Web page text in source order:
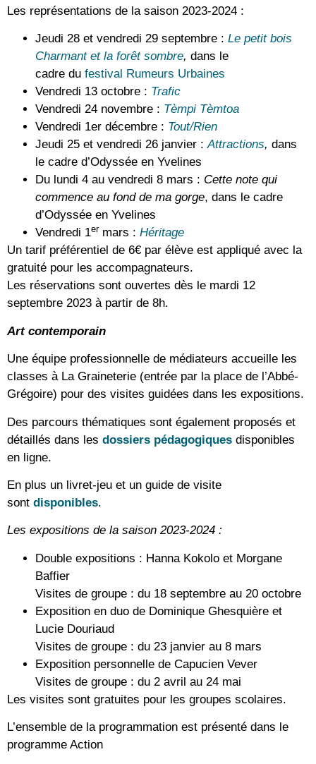
Les représentations de la saison 2023-2024 :
Jeudi 28 et vendredi 29 septembre : Le petit bois
Charmant et la forêt sombre, dans le
cadre du festival Rumeurs Urbaines
Vendredi 13 octobre : Trafic
Vendredi 24 novembre : Tèmpi Tèmtoa
Vendredi 1er décembre : Tout/Rien
Jeudi 25 et vendredi 26 janvier :Attractions, dans
le cadre d’Odyssée en Yvelines
Du lundi 4 au vendredi 8 mars : Cette note qui
commence au fond de ma gorge, dans le cadre
d’Odyssée en Yvelines
Vendredi 1er mars : Héritage
Un tarif préférentiel de 6€ par élève est appliqué avec la
gratuité pour les accompagnateurs.
Les réservations sont ouvertes dès le mardi 12
septembre 2023 à partir de 8h.
Art contemporain
Une équipe professionnelle de médiateurs accueille les
classes à La Graineterie (entrée par la place de l’Abbé-
Grégoire) pour des visites guidées dans les expositions.
Des parcours thématiques sont également proposés et
détaillés dans les dossiers pédagogiques disponibles
en ligne.
En plus un livret-jeu et un guide de visite
sont disponibles.
Les expositions de la saison 2023-2024 :
Double expositions : Hanna Kokolo et Morgane
Baffier
Visites de groupe : du 18 septembre au 20 octobre
Exposition en duo de Dominique Ghesquière et
Lucie Douriaud
Visites de groupe : du 23 janvier au 8 mars
Exposition personnelle de Capucien Vever
Visites de groupe : du 2 avril au 24 mai
Les visites sont gratuites pour les groupes scolaires.
L’ensemble de la programmation est présenté dans le
programme Action